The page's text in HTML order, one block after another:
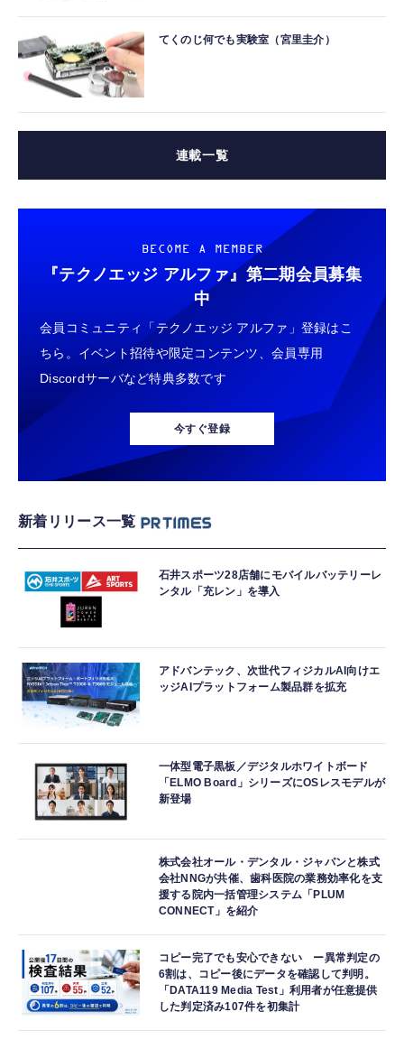
てくのじ何でも実験室（宮里圭介）
連載一覧
BECOME A MEMBER
『テクノエッジ アルファ』 第二期会員募集
中
会員コミュニティ「テクノエッジ アルファ」登録はこ
ちら。イベント招待や限定コンテンツ、会員専用
Discordサーバなど特典多数です
今すぐ登録
新着リリース一覧
石井スポーツ28店舗にモバイルバッテリーレ
ンタル「充レン」を導入
アドバンテック、次世代フィジカルAI向けエ
ッジAIプラットフォーム製品群を拡充
一体型電子黒板／デジタルホワイトボード
「ELMO Board」シリーズにOSレスモデルが
新登場
株式会社オール・デンタル・ジャパンと株式
会社NNGが共催、歯科医院の業務効率化を支
援する院内一括管理システム「PLUM
CONNECT」を紹介
コピー完了でも安心できない ー異常判定の
6割は、コピー後にデータを確認して判明。
「DATA119 Media Test」利用者が任意提供
した判定済み107件を初集計